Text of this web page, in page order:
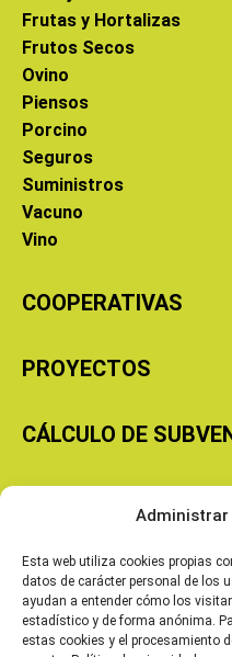
Esta web utiliza cookies propias
datos de carácter personal de los
ayudan a entender cómo los
estadístico y de forma anónima.
estas cookies y el procesamiento
Frutas y Hortalizas
Frutos Secos
Ovino
Piensos
Porcino
Seguros
Suministros
Vacuno
Vino
COOPERATIVAS
PROYECTOS
CÁLCULO DE